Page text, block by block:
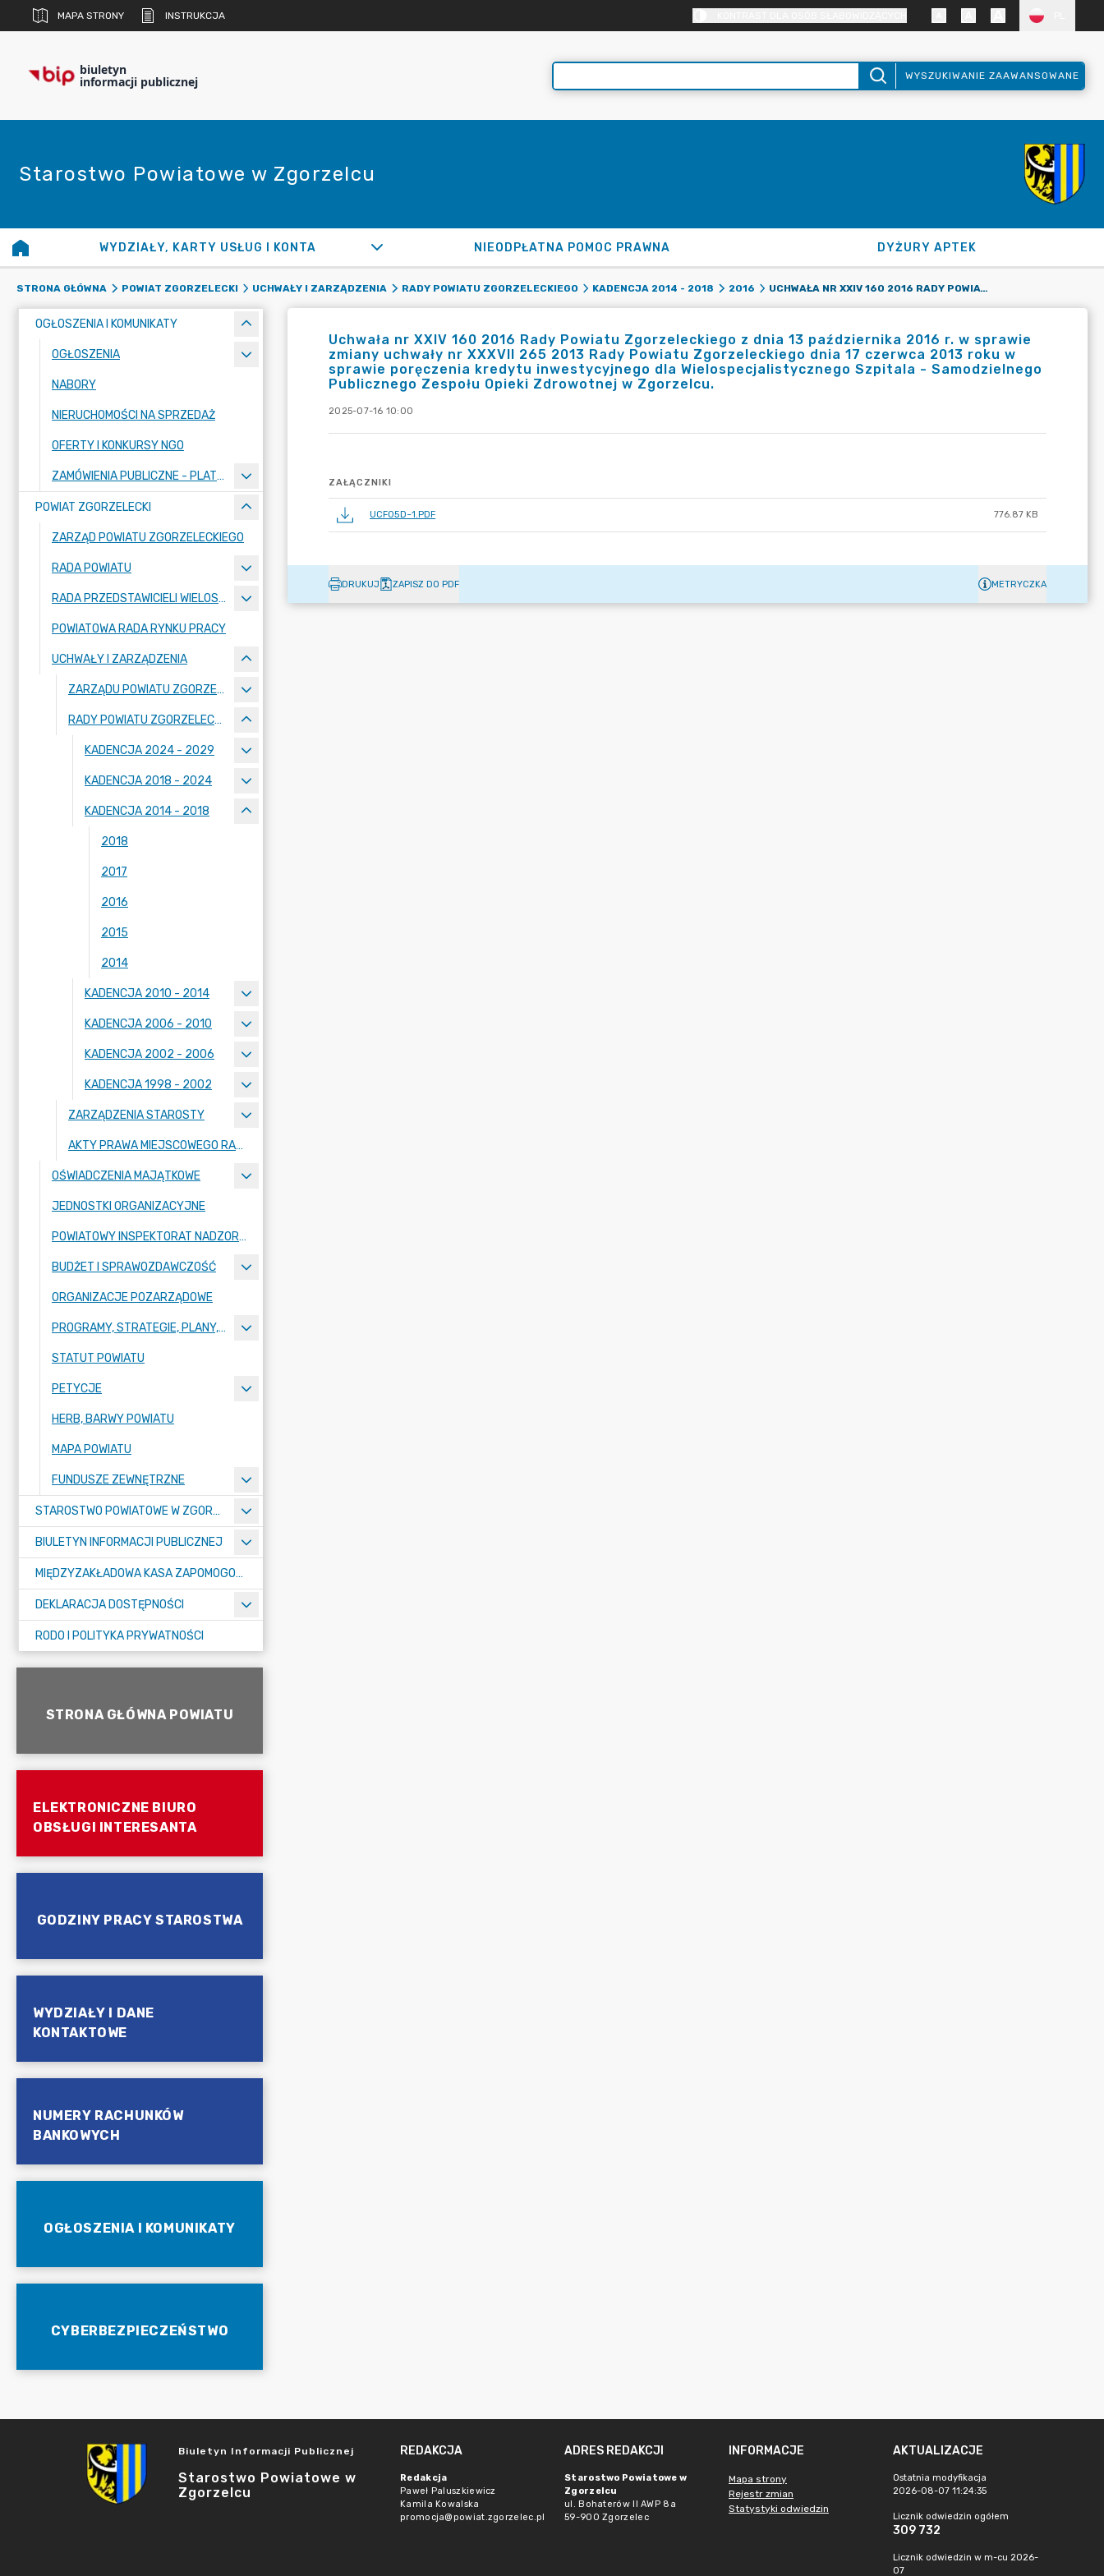
MAPA STRONY INSTRUKCJA
biuletyn
informacji publicznej WYSZUKIWANIE ZAAWANSOWANE
Starostwo Powiatowe w Zgorzelcu
WYDZIAŁY, KARTY USŁUG I KONTA NIEODPŁATNA POMOC PRAWNA DYŻURY APTEK
STRONA GŁÓWNA POWIAT ZGORZELECKI UCHWAŁY I ZARZĄDZENIA RADY POWIATU ZGORZELECKIEGO KADENCJA 2014 - 2018 2016 UCHWAŁA NR XXIV 160 2016 RADY POWIATU ZGORZELECKIEGO Z DNIA 13 PAŹDZIERNIKA 2016 R. W SPRAWIE ZMIANY UCHWAŁY NR XXXVII 265 2013 RADY POWIATU ZGORZELECKIEGO DNIA 17 CZERWCA 2013 ROKU W SPRAWIE PORĘCZENIA KREDYTU INWESTYCYJNEGO DLA WIELOSPECJALISTYCZNEGO SZPITALA - SAMODZIELNEGO PUBLICZNEGO ZESPOŁU OPIEKI ZDROWOTNEJ W ZGORZELCU.
OGŁOSZENIA I KOMUNIKATY
OGŁOSZENIA
NABORY
NIERUCHOMOŚCI NA SPRZEDAŻ
OFERTY I KONKURSY NGO
ZAMÓWIENIA PUBLICZNE - PLATFORMA ZAKUPOWA
POWIAT ZGORZELECKI
ZARZĄD POWIATU ZGORZELECKIEGO
RADA POWIATU
RADA PRZEDSTAWICIELI WIELOSPECJALISTYCZNEGO ZESPOŁU OPIEKI ZDROWOTNEJ "BOLESŁAWIEC-ZGORZELEC" SAMODZIELNEGO PUBLICZNEGO ZAKŁADU OPIEKI ZDROWOTNEJ
POWIATOWA RADA RYNKU PRACY
UCHWAŁY I ZARZĄDZENIA
ZARZĄDU POWIATU ZGORZELECKIEGO
RADY POWIATU ZGORZELECKIEGO
KADENCJA 2024 - 2029
KADENCJA 2018 - 2024
KADENCJA 2014 - 2018
2018
2017
2016
2015
2014
KADENCJA 2010 - 2014
KADENCJA 2006 - 2010
KADENCJA 2002 - 2006
KADENCJA 1998 - 2002
ZARZĄDZENIA STAROSTY
AKTY PRAWA MIEJSCOWEGO RADY POWIATU ZGORZELECKIEGO
OŚWIADCZENIA MAJĄTKOWE
JEDNOSTKI ORGANIZACYJNE
POWIATOWY INSPEKTORAT NADZORU BUDOWLANEGO
BUDŻET I SPRAWOZDAWCZOŚĆ
ORGANIZACJE POZARZĄDOWE
PROGRAMY, STRATEGIE, PLANY, RAPORTY
STATUT POWIATU
PETYCJE
HERB, BARWY POWIATU
MAPA POWIATU
FUNDUSZE ZEWNĘTRZNE
STAROSTWO POWIATOWE W ZGORZELCU
BIULETYN INFORMACJI PUBLICZNEJ
MIĘDZYZAKŁADOWA KASA ZAPOMOGOWO-POŻYCZKOWA
DEKLARACJA DOSTĘPNOŚCI
RODO I POLITYKA PRYWATNOŚCI
STRONA GŁÓWNA POWIATU
ELEKTRONICZNE BIURO
OBSŁUGI INTERESANTA
GODZINY PRACY STAROSTWA
WYDZIAŁY I DANE
KONTAKTOWE
NUMERY RACHUNKÓW
BANKOWYCH
OGŁOSZENIA I KOMUNIKATY
CYBERBEZPIECZEŃSTWO
Uchwała nr XXIV 160 2016 Rady Powiatu Zgorzeleckiego z dnia 13 października 2016 r. w sprawie
zmiany uchwały nr XXXVII 265 2013 Rady Powiatu Zgorzeleckiego dnia 17 czerwca 2013 roku w
sprawie poręczenia kredytu inwestycyjnego dla Wielospecjalistycznego Szpitala - Samodzielnego
Publicznego Zespołu Opieki Zdrowotnej w Zgorzelcu.
2025-07-16 10:00
ZAŁĄCZNIKI
UCF05D~1.PDF 776.87 KB
DRUKUJ ZAPISZ DO PDF METRYCZKA
Biuletyn Informacji Publicznej
Starostwo Powiatowe w
Zgorzelcu
REDAKCJA
Redakcja
Paweł Paluszkiewicz
Kamila Kowalska
promocja@powiat.zgorzelec.pl
ADRES REDAKCJI
Starostwo Powiatowe w
Zgorzelcu
ul. Bohaterów II AWP 8a
59-900 Zgorzelec
INFORMACJE
Mapa strony
Rejestr zmian
Statystyki odwiedzin
AKTUALIZACJE
Ostatnia modyfikacja
2026-08-07 11:24:35
Licznik odwiedzin ogółem
309 732
Licznik odwiedzin w m-cu 2026-
07